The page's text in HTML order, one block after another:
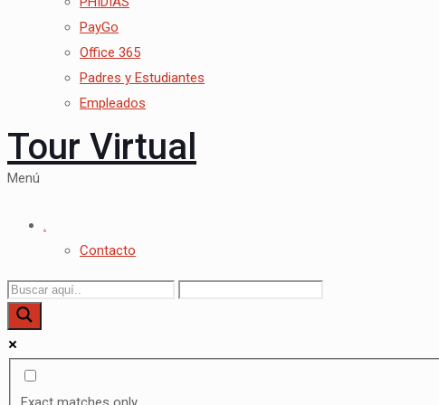
PayGo
Office 365
Padres y Estudiantes
Empleados
Tour Virtual
Menú
.
Contacto